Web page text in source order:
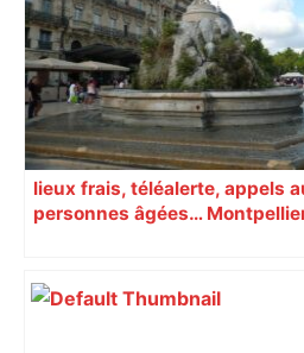
est-elle la capitale du poker
ladepeche.fr
lieux frais, téléalerte, appels
personnes âgées…